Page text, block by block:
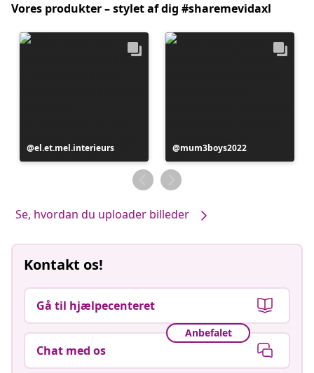
Vores produkter – stylet af dig #sharemevidaxl
Opslag
offentliggjort
el.et.mel.interieurs
Opslag
offentliggjort
af
mum3boys2022
Se, hvordan du uploader billeder
Kontakt os!
Gå til hjælpecenteret
Anbefalet
Chat med os